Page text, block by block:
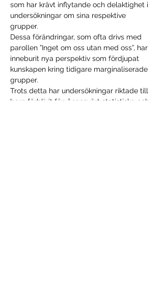
som har krävt inflytande och delaktighet i
undersökningar om sina respektive
grupper.
Dessa förändringar, som ofta drivs med
parollen ”Inget om oss utan med oss”, har
inneburit nya perspektiv som fördjupat
kunskapen kring tidigare marginaliserade
grupper.
Trots detta har undersökningar riktade till
barn förblivit förvånansvärt statistiska och